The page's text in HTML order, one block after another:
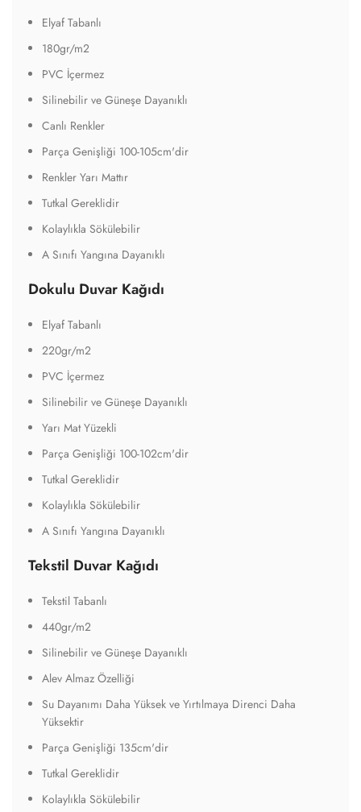
Elyaf Tabanlı
180gr/m2
PVC İçermez
Silinebilir ve Güneşe Dayanıklı
Canlı Renkler
Parça Genişliği 100-105cm'dir
Renkler Yarı Mattır
Tutkal Gereklidir
Kolaylıkla Sökülebilir
A Sınıfı Yangına Dayanıklı
Dokulu Duvar Kağıdı
Elyaf Tabanlı
220gr/m2
PVC İçermez
Silinebilir ve Güneşe Dayanıklı
Yarı Mat Yüzekli
Parça Genişliği 100-102cm'dir
Tutkal Gereklidir
Kolaylıkla Sökülebilir
A Sınıfı Yangına Dayanıklı
Tekstil Duvar Kağıdı
Tekstil Tabanlı
440gr/m2
Silinebilir ve Güneşe Dayanıklı
Alev Almaz Özelliği
Su Dayanımı Daha Yüksek ve Yırtılmaya Direnci Daha
Yüksektir
Parça Genişliği 135cm'dir
Tutkal Gereklidir
Kolaylıkla Sökülebilir